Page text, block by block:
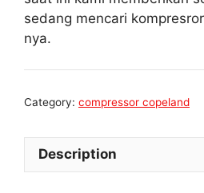
sedang mencari
nya.
Category: compressor copeland
Description